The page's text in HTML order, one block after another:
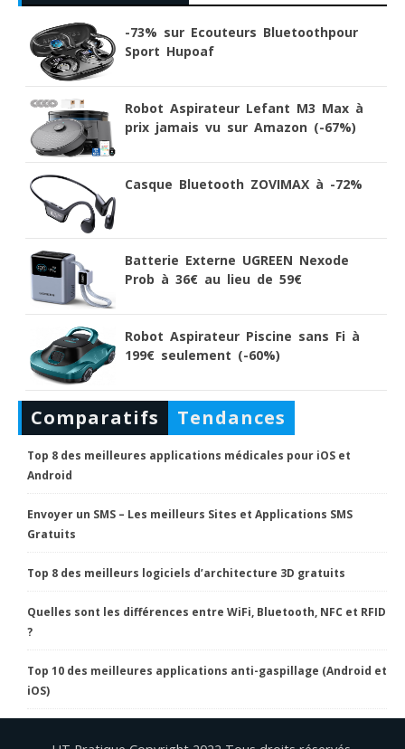
-73% sur Ecouteurs Bluetoothpour
Sport Hupoaf
Robot Aspirateur Lefant M3 Max à
prix jamais vu sur Amazon (-67%)
Casque Bluetooth ZOVIMAX à -72%
Batterie Externe UGREEN Nexode
Prob à 36€ au lieu de 59€
Robot Aspirateur Piscine sans Fi à
199€ seulement (-60%)
Comparatifs Tendances
Top 8 des meilleures applications médicales pour iOS et
Android
Envoyer un SMS – Les meilleurs Sites et Applications SMS
Gratuits
Top 8 des meilleurs logiciels d’architecture 3D gratuits
Quelles sont les différences entre WiFi, Bluetooth, NFC et RFID
?
Top 10 des meilleures applications anti-gaspillage (Android et
iOS)